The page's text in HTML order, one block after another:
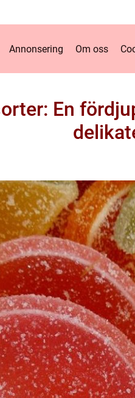
Annonsering Om oss
En